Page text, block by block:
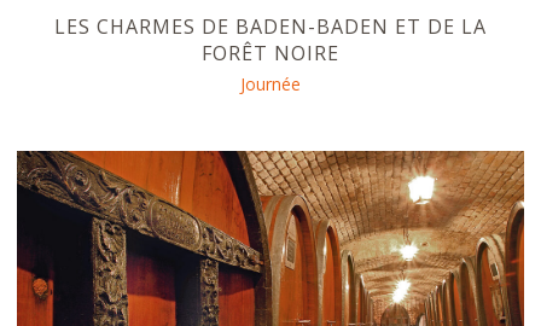
LES CHARMES DE BADEN-BADEN ET DE LA
FORÊT NOIRE
Journée